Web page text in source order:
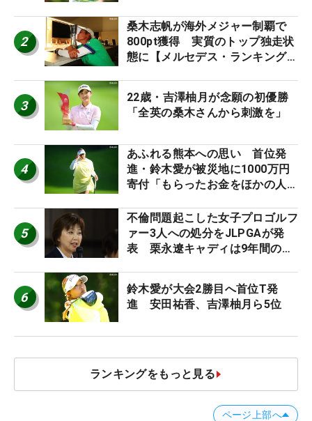
2
桑木志帆が海外メジャー制覇で
800pt獲得 実質のトップ独走状
態に【メルセデス・ランキング番
3
22歳・吉澤柚月が念願の初優勝
「全英の桑木さんから刺激を」
4
あふれる熊本への思い 首位発
進・鈴木愛が被災地に1000万円
寄付「もらったお金をほかの人
5
不倫問題起こした女子プロゴルフ
ァー3人への処分をJLPGAが発
表 栗永遼キャディは9年間の立
6
鈴木愛が大会2勝目へ首位T発
進 安田祐香、吉澤柚月ら5位
ランキングをもっと見る
ページ上部へ